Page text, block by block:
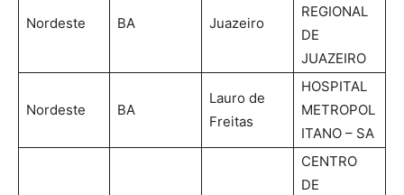
Nordeste BA Juazeiro
REGIONAL
DE
JUAZEIRO
Nordeste BA
Lauro de
Freitas
HOSPITAL
METROPOL
ITANO – SA
CENTRO
DE